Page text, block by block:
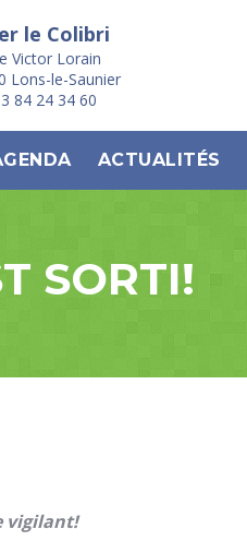
le Colibri
Victor Lorain
Lons-le-Saunier
84 24 34 60
ACTUALITÉS
SORTI!
vigilant!